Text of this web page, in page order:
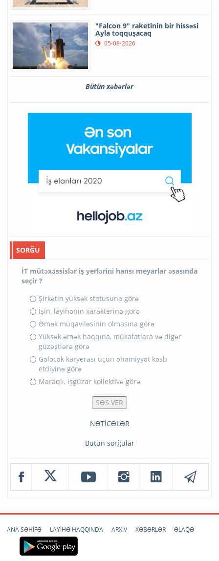
"Falcon 9" raketinin bir hissəsi
Ayla toqquşacaq
05-08-2026
Bütün xəbərlər
SORĞU
İT mütəxəssislər iş yerlərini hansı meyarlar əsasında
seçir ?
Şirkətin yüksək statusuna görə
İşin, layihənin xarakterinə görə
Əmək müqaviləsinin olmasına görə
Yüksək əmək haqqına, mükafatlara və digər
güzəştlərə görə
Gələcək karyerası üçün əhəmiyyət kəsb
etdiyinə görə
Maraqlı, işgüzar kollektivə görə
NƏTİCƏLƏR
Bütün sorğular
ANA SƏHİFƏ LAYİHƏ HAQQINDA ARXİV XƏBƏRLƏR ƏLAQƏ